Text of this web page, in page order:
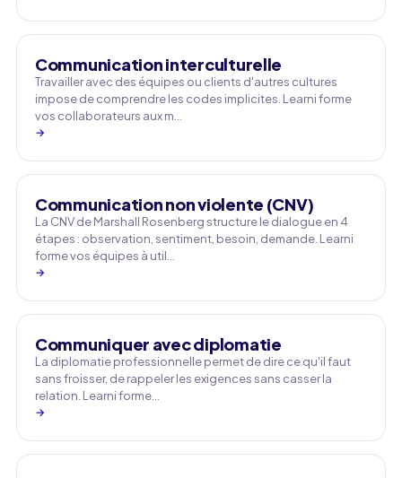
Communication interculturelle
Travailler avec des équipes ou clients d'autres cultures
impose de comprendre les codes implicites. Learni forme
vos collaborateurs aux m…
→
Communication non violente (CNV)
La CNV de Marshall Rosenberg structure le dialogue en 4
étapes : observation, sentiment, besoin, demande. Learni
forme vos équipes à util…
→
Communiquer avec diplomatie
La diplomatie professionnelle permet de dire ce qu'il faut
sans froisser, de rappeler les exigences sans casser la
relation. Learni forme…
→